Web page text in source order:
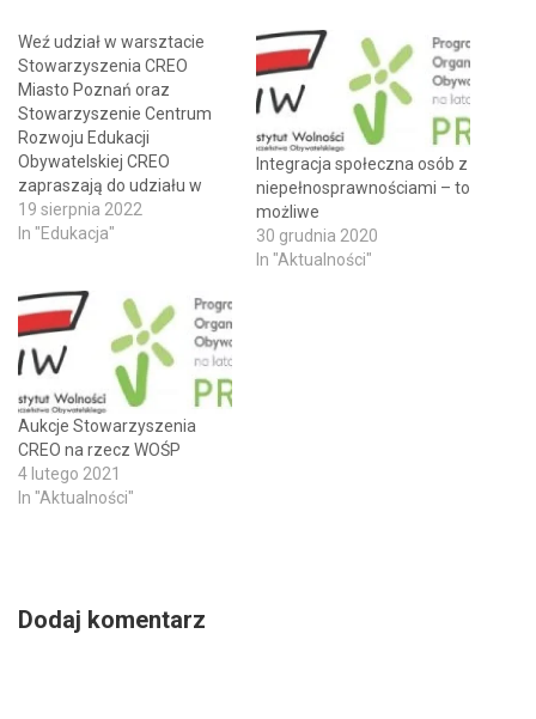
Weź udział w warsztacie
Stowarzyszenia CREO
Miasto Poznań oraz
Stowarzyszenie Centrum
Rozwoju Edukacji
Obywatelskiej CREO
zapraszają do udziału w
sierpniowym warsztacie,
odbywającym się w ramach
realizuje wspomniane na
wstępie Stowarzyszenie
CREO, które od lat aktywnie
działa na rzecz rozwoju
wolontariatu w naszym
mieście. Dzięki Poznańskiej
Akademii Wolontariatu
zarówno osoby posiadające
doświadczenie w…
19 sierpnia 2022
In "Edukacja"
Integracja społeczna osób z
niepełnosprawnościami – to
możliwe
30 grudnia 2020
In "Aktualności"
Aukcje Stowarzyszenia
CREO na rzecz WOŚP
4 lutego 2021
In "Aktualności"
Dodaj komentarz